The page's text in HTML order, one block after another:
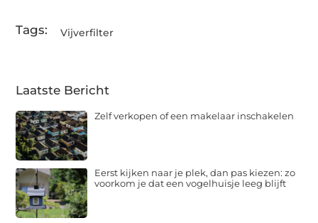
Tags: Vijverfilter
Laatste Bericht
Zelf verkopen of een makelaar inschakelen
Eerst kijken naar je plek, dan pas kiezen: zo
voorkom je dat een vogelhuisje leeg blijft